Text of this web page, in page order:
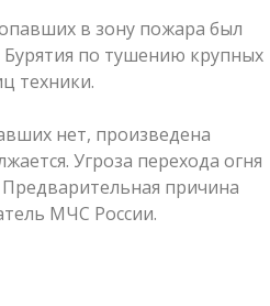
в зону пожара был
по тушению крупных
техники.
нет, произведена
Угроза перехода огня
причина
МЧС России.